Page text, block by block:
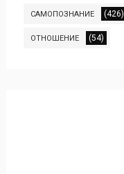
САМОПОЗНАНИЕ (426)
ОТНОШЕНИЕ (54)